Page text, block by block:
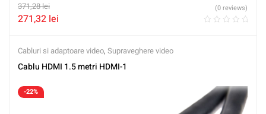
371,28lei
271,32 lei
(0 reviews)
Cabluri si adaptoare video, Supraveghere video
Cablu HDMI 1.5 metri HDMI-1
-22%